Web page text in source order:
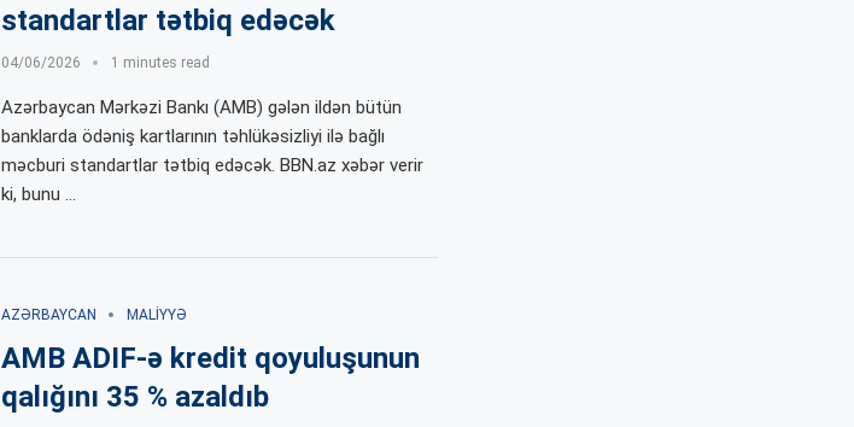
standartlar tətbiq edəcək
04/06/2026 1 minutes read
Azərbaycan Mərkəzi Bankı (AMB) gələn ildən bütün
banklarda ödəniş kartlarının təhlükəsizliyi ilə bağlı
məcburi standartlar tətbiq edəcək. BBN.az xəbər verir
ki, bunu …
AZƏRBAYCAN MALIYYƏ
AMB ADIF-ə kredit qoyuluşunun
qalığını 35 % azaldıb